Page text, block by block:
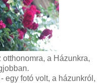
a Házunkra,
egy fotó volt, a házunkról,